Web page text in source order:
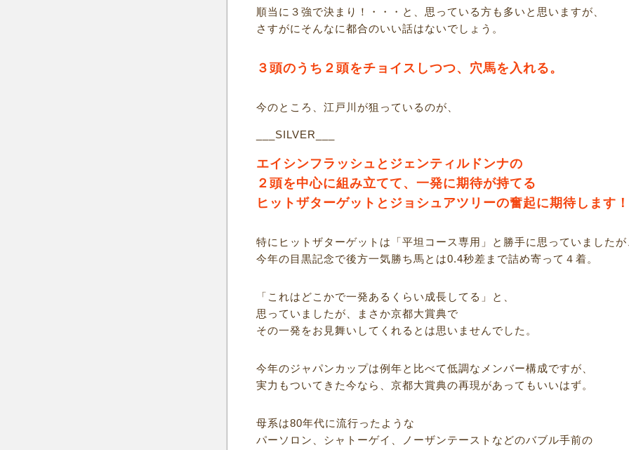
順当に３強で決まり！・・・と、思っている方も多いと思いますが、
さすがにそんなに都合のいい話はないでしょう。
３頭のうち２頭をチョイスしつつ、穴馬を入れる。
今のところ、江戸川が狙っているのが、
___SILVER___
エイシンフラッシュとジェンティルドンナの
２頭を中心に組み立てて、一発に期待が持てる
ヒットザターゲットとジョシュアツリーの奮起に期待します
特にヒットザターゲットは「平坦コース専用」と勝手に思っていましたが
今年の目黒記念で後方一気勝ち馬とは0.4秒差まで詰め寄って４着。
「これはどこかで一発あるくらい成長してる」と、
思っていましたが、まさか京都大賞典で
その一発をお見舞いしてくれるとは思いませんでした。
今年のジャパンカップは例年と比べて低調なメンバー構成ですが、
実力もついてきた今なら、京都大賞典の再現があってもいいはず。
母系は80年代に流行ったような
パーソロン、シャトーゲイ、ノーザンテーストなどのバブル手前の